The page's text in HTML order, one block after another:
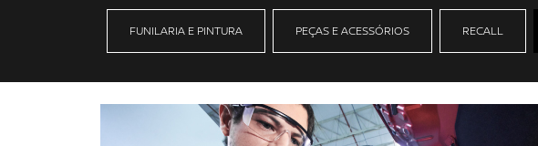
FUNILARIA E PINTURA PEÇAS E ACESSÓRIOS RECALL